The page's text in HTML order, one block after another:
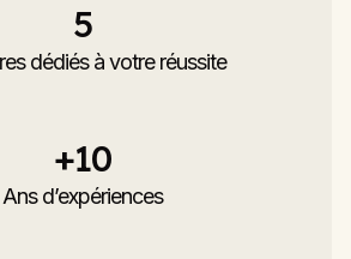
dédiés à votre réussite
5
Ans d’expériences
+10